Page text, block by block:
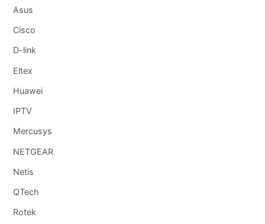
Asus
Cisco
D-link
Eltex
Huawei
IPTV
Mercusys
NETGEAR
Netis
QTech
Rotek